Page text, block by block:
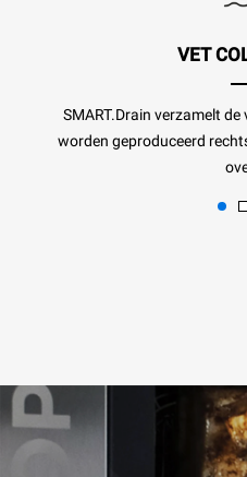
VET
SMART.Drain verzamelt
worden geproduceerd